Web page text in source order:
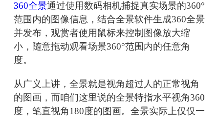
360全景通过使用数码相机捕捉真实场景的360°
范围内的图像信息，结合全景软件生成360全景
并发布，观赏者使用鼠标来控制图像放大缩
小，随意拖动观看场景360°范围内的任意角
度。
从广义上讲，全景就是视角超过人的正常视角
的图画，而咱们这里说的全景特指水平视角360
度，笔直视角180度的图画。全景实际上仅仅一